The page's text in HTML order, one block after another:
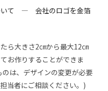
いて ― 会社のロゴを金箔
ら大きさ2㎝から最大12㎝
お作りすることができま
は、デザインの変更が必要
当者にご相談ください。)